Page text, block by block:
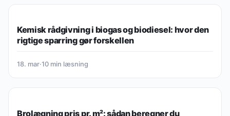
Kemisk rådgivning i biogas og biodiesel: hvor den
rigtige sparring gør forskellen
18. mar·10 min læsning
Brolægning pris pr. m²: sådan beregner du